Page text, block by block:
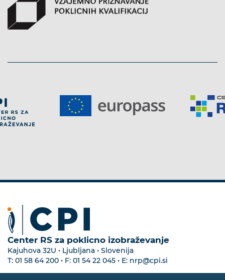
Center RS za poklicno izobraževanje
Kajuhova 32U • Ljubljana • Slovenija
T: 01 58 64 200 • F: 01 54 22 045 • E: nrp@cpi.si